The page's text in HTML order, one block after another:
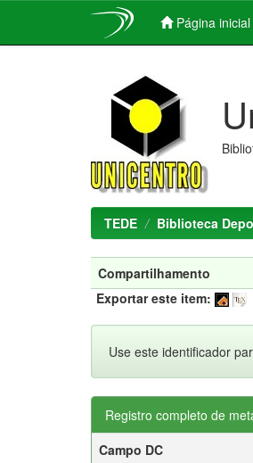
Página inicial
TEDE Biblioteca
Compartilhamento
Exportar este item:
Use este identificador
Registro completo de
Campo DC